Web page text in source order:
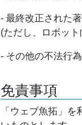
- 最終改正された
(ただし、ロボッ
- その他の不法行為
免責事項
「ウェブ魚拓」